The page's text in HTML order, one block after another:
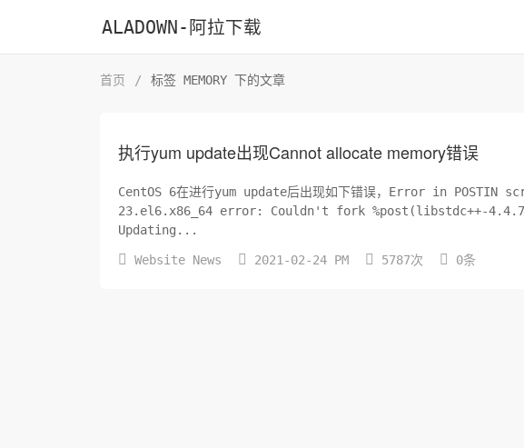
ALADOWN-阿拉下载
首页 / 标签 MEMORY 下的文章
执行yum update出现Cannot allocate memory错误
CentOS 6在进行yum update后出现如下错误，Error in
23.el6.x86_64 error: Couldn't fork %post(libstdc++-
Updating...
 Website News  2021-02-24 PM  5787次  0条